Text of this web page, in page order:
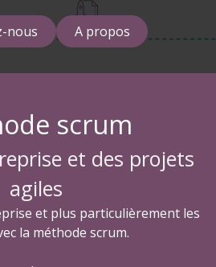
nous A propos
scrum
et des projets
agiles
et plus particulièrement les
la méthode scrum.